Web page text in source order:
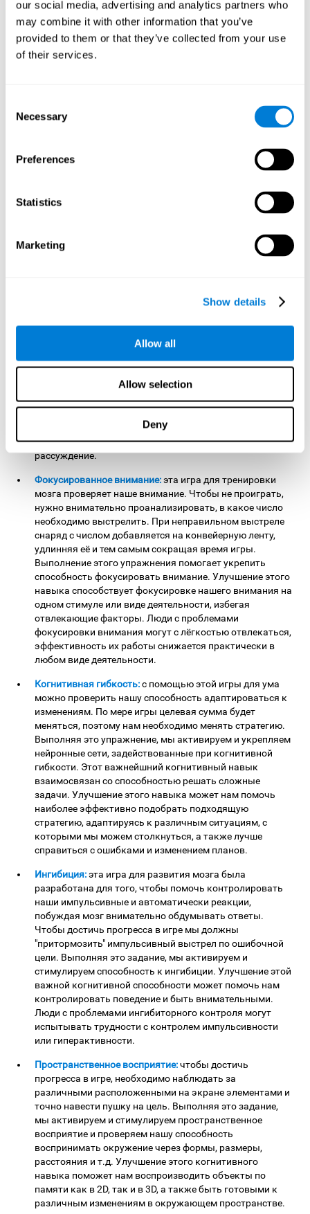
our social media, advertising and analytics partners who
may combine it with other information that you’ve
provided to them or that they’ve collected from your use
of their services.
Selection
Necessary
Preferences
Statistics
Marketing
Show details
Allow all
Allow selection
Deny
укрепляем нейронные структуры, задействованные в
способности к распределённому вниманию. Улучшение
этого навыка позволяет нам быть более эффективными
при выполнении множества задач и минимизировать
различные отвлекающие факторы. Например, умело
Зрительно-моторная координация:
чтобы достичь
прогресса в этой умной игре, необходимо направить
в нужное число. Выполняя это упражнение, мы
Улучшение этой важной когнитивной способности
позволит нам быть более точными при выполнении
одновременное использование глаз и рук. Например,
выполнять ручную работу, шить, заниматься спортом,
создана, чтобы проверить способность нашего мозга
числа, которые появляются на экране, а также
корректно производить расчёты. Выполняя это
сети, задействованные в рабочей памяти. Улучшение
этой важной когнитивной способности поможет нам
повседневной жизни. Например, понимание речи,
чтение, математические вычисления, обучение или
рассуждение.
Фокусированное внимание:эта игра для тренировки
мозга проверяет наше внимание. Чтобы не проиграть,
нужно внимательно проанализировать, в какое число
необходимо выстрелить. При неправильном выстреле
снаряд с числом добавляется на конвейерную ленту,
удлинняя её и тем самым сокращая время игры.
Выполнение этого упражнения помогает укрепить
способность фокусировать внимание. Улучшение этого
навыка способствует фокусировке нашего внимания на
одном стимуле или виде деятельности, избегая
отвлекающие факторы. Люди с проблемами
фокусировки внимания могут с лёгкостью отвлекаться,
эффективность их работы снижается практически в
любом виде деятельности.
Когнитивная гибкость:с помощью этой игры для ума
можно проверить нашу способность адаптироваться к
изменениям. По мере игры целевая сумма будет
меняться, поэтому нам необходимо менять стратегию.
Выполняя это упражнение, мы активируем и укрепляем
нейронные сети, задействованные при когнитивной
гибкости. Этот важнейшний когнитивный навык
взаимосвязан со способностью решать сложные
задачи. Улучшение этого навыка может нам помочь
наиболее эффективно подобрать подходящую
стратегию, адаптируясь к различным ситуациям, с
которыми мы можем столкнуться, а также лучше
справиться с ошибками и изменением планов.
Ингибиция:эта игра для развития мозга была
разработана для того, чтобы помочь контролировать
наши импульсивные и автоматически реакции,
побуждая мозг внимательно обдумывать ответы.
Чтобы достичь прогресса в игре мы должны
"притормозить" импульсивный выстрел по ошибочной
цели. Выполняя это задание, мы активируем и
стимулируем способность к ингибиции. Улучшение этой
важной когнитивной способности может помочь нам
контролировать поведение и быть внимательными.
Люди с проблемами ингибиторного контроля могут
испытывать трудности с контролем импульсивности
или гиперактивности.
Пространственное восприятие:чтобы достичь
прогресса в игре, необходимо наблюдать за
различными расположенными на экране элементами и
точно навести пушку на цель. Выполняя это задание,
мы активируем и стимулируем пространственное
восприятие и проверяем нашу способность
воспринимать окружение через формы, размеры,
расстояния и т.д. Улучшение этого когнитивного
навыка поможет нам воспроизводить объекты по
памяти как в 2D, так и в 3D, а также быть готовыми к
различным изменениям в окружающем пространстве.